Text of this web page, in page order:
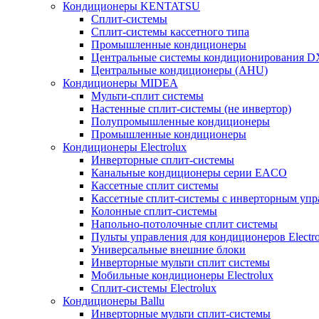
Кондиционеры KENTATSU
Сплит-системы
Сплит-системы кассетного типа
Промышленные кондиционеры
Центральные системы кондиционирования
Центральные кондиционеры (AHU)
Кондиционеры MIDEA
Мульти-сплит системы
Настенные сплит-системы (не инвертор)
Полупромышленные кондиционеры
Промышленные кондиционеры
Кондиционеры Electrolux
Инверторные сплит-системы
Канальные кондиционеры серии EACO
Кассетные сплит системы
Кассетные сплит-системы с инверторным
Колонные сплит-системы
Напольно-потолочные сплит системы
Пульты управления для кондиционеров
Универсальные внешние блоки
Инверторные мульти сплит системы
Мобильные кондиционеры Electrolux
Сплит-системы Electrolux
Кондиционеры Ballu
Инверторные мульти сплит-системы